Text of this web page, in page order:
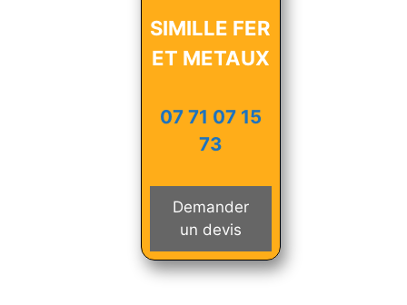
SIMILLE FER
ET METAUX
07 71 07 15
73
Demander
un devis